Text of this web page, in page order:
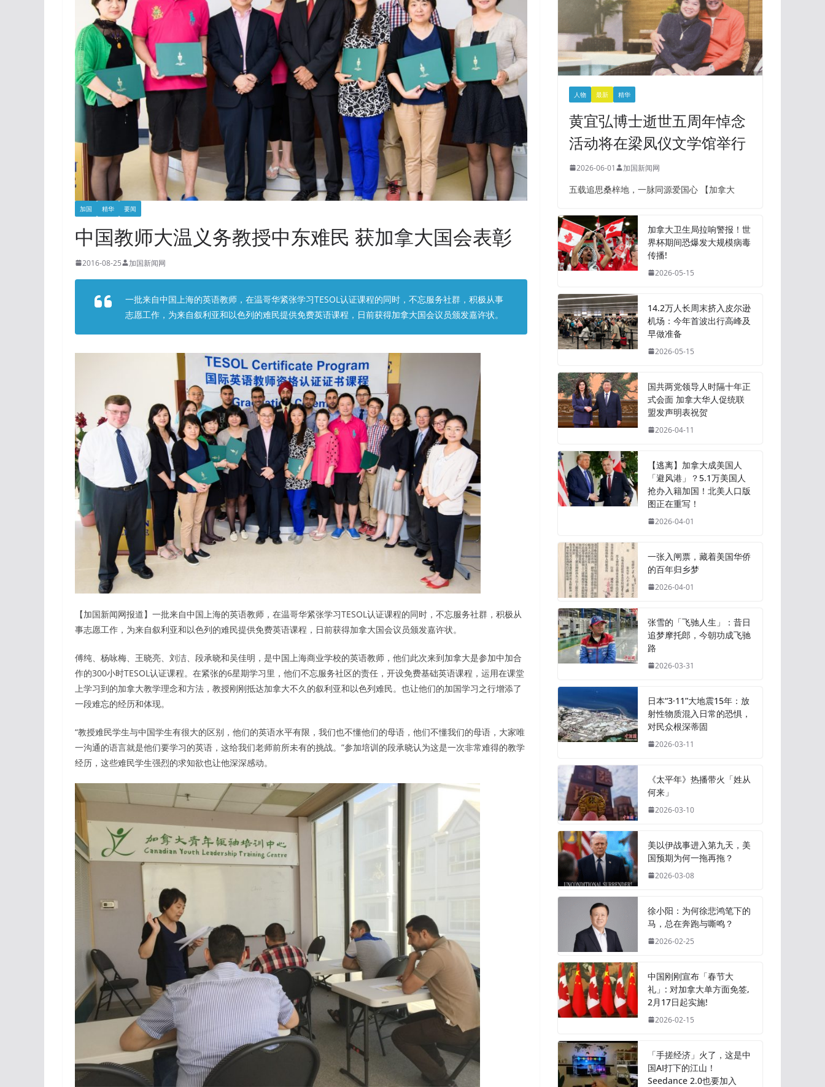
加国 精华 要闻
中国教师大温义务教授中东难民 获加拿大国会表彰
2016-08-25 加国新闻网
一批来自中国上海的英语教师，在温哥华紧张学习TESOL认证课程的同时，不忘服务社群，积极从事
志愿工作，为来自叙利亚和以色列的难民提供免费英语课程，日前获得加拿大国会议员颁发嘉许状。
【加国新闻网报道】一批来自中国上海的英语教师，在温哥华紧张学习TESOL认证课程的同时，不忘服务社群，积极从
事志愿工作，为来自叙利亚和以色列的难民提供免费英语课程，日前获得加拿大国会议员颁发嘉许状。
傅纯、杨咏梅、王晓亮、刘洁、段承晓和吴佳明，是中国上海商业学校的英语教师，他们此次来到加拿大是参加中加合
作的300小时TESOL认证课程。在紧张的6星期学习里，他们不忘服务社区的责任，开设免费基础英语课程，运用在课堂
上学习到的加拿大教学理念和方法，教授刚刚抵达加拿大不久的叙利亚和以色列难民。也让他们的加国学习之行增添了
一段难忘的经历和体现。
“教授难民学生与中国学生有很大的区别，他们的英语水平有限，我们也不懂他们的母语，他们不懂我们的母语，大家唯
一沟通的语言就是他们要学习的英语，这给我们老师前所未有的挑战。”参加培训的段承晓认为这是一次非常难得的教学
经历，这些难民学生强烈的求知欲也让他深深感动。
人物 最新 精华
黄宜弘博士逝世五周年悼念
活动将在梁凤仪文学馆举行
2026-06-01 加国新闻网
五载追思桑梓地，一脉同源爱国心 【加拿大
加拿大卫生局拉响警报！世
界杯期间恐爆发大规模病毒
传播!
2026-05-15
14.2万人长周末挤入皮尔逊
机场：今年首波出行高峰及
早做准备
2026-05-15
国共两党领导人时隔十年正
式会面 加拿大华人促统联
盟发声明表祝贺
2026-04-11
【逃离】加拿大成美国人
「避风港」？5.1万美国人
抢办入籍加国！北美人口版
图正在重写！
2026-04-01
一张入闸票，藏着美国华侨
的百年归乡梦
2026-04-01
张雪的「飞驰人生」：昔日
追梦摩托郎，今朝功成飞驰
路
2026-03-31
日本“3·11”大地震15年：放
射性物质混入日常的恐惧，
对民众根深蒂固
2026-03-11
《太平年》热播带火「姓从
何来」
2026-03-10
美以伊战事进入第九天，美
国预期为何一拖再拖？
2026-03-08
徐小阳：为何徐悲鸿笔下的
马，总在奔跑与嘶鸣？
2026-02-25
中国刚刚宣布「春节大
礼」: 对加拿大单方面免签,
2月17日起实施!
2026-02-15
「手搓经济」火了，这是中
国AI打下的江山！
Seedance 2.0也要加入